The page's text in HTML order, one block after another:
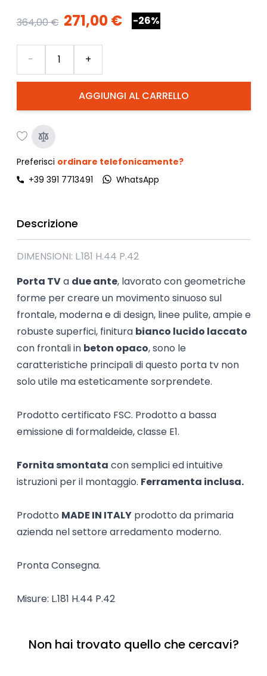
364,00 € 271,00 € -26%
AGGIUNGI AL CARRELLO
- +
Preferisci ordinare telefonicamente?
+39 391 7713491
WhatsApp
Descrizione
DIMENSIONI: L.181 H.44 P.42
Porta TVa due ante, lavorato con geometriche
forme per creare un movimento sinuoso sul
frontale, moderna e di design, linee pulite, ampie e
robuste superfici, finitura bianco lucido laccato
con frontali in beton opaco, sono le
caratteristiche principali di questo porta tv non
solo utile ma esteticamente sorprendete.
Prodotto certificato FSC. Prodotto a bassa
emissione di formaldeide, classe E1.
Fornita smontata con semplici ed intuitive
istruzioni per il montaggio. Ferramenta inclusa.
Prodotto MADE IN ITALYprodotto da primaria
azienda nel settore arredamento moderno.
Pronta Consegna.
Misure: L.181 H.44 P.42
Non hai trovato quello che cercavi?